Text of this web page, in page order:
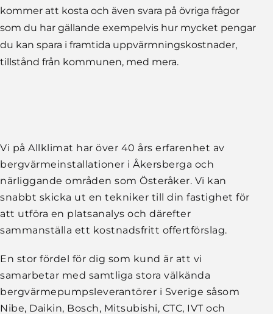
kommer att kosta och även svara på övriga frågor
som du har gällande exempelvis hur mycket pengar
du kan spara i framtida uppvärmningskostnader,
tillstånd från kommunen, med mera.
Vi på Allklimat har över 40 års erfarenhet av
bergvärmeinstallationer i Åkersberga och
närliggande områden som Österåker. Vi kan
snabbt skicka ut en tekniker till din fastighet för
att utföra en platsanalys och därefter
sammanställa ett kostnadsfritt offertförslag.
En stor fördel för dig som kund är att vi
samarbetar med samtliga stora välkända
bergvärmepumpsleverantörer i Sverige såsom
Nibe, Daikin, Bosch, Mitsubishi, CTC, IVT och